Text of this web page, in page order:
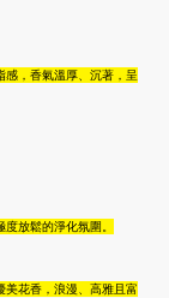
，香氣溫厚、沉著，呈
放鬆的淨化氛圍。
花香，浪漫、高雅且富